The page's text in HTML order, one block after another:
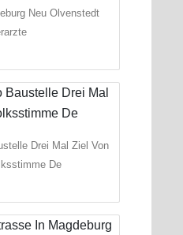
Neu Olvenstedt
Drei Mal Ziel Von
De